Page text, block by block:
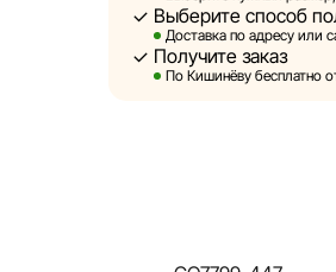
Sportlandia оставляет за
предварительного
и потребительские
Выберите способ
Доставка по адресу или
Получите заказ
По Кишинёву бесплатно